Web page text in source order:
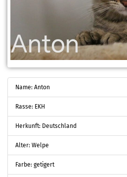
Name: Anton
Rasse: EKH
Herkunft: Deutschland
Alter: Welpe
Farbe: getigert